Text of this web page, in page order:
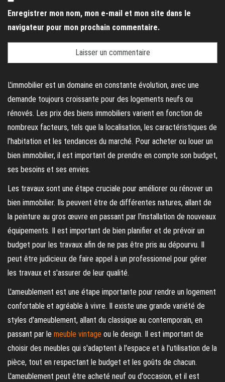
Enregistrer mon nom, mon e-mail et mon site dans le
navigateur pour mon prochain commentaire.
L'immobilier est un domaine en constante évolution, avec une
demande toujours croissante pour des logements neufs ou
rénovés. Les prix des biens immobiliers varient en fonction de
nombreux facteurs, tels que la localisation, les caractéristiques de
l'habitation et les tendances du marché. Pour acheter ou louer un
bien immobilier, il est important de prendre en compte son budget,
ses besoins et ses envies.
Les travaux sont une étape cruciale pour améliorer ou rénover un
bien immobilier. Ils peuvent être de différentes natures, allant de
la peinture au gros œuvre en passant par l'installation de nouveaux
équipements. Il est important de bien planifier et de prévoir un
budget pour les travaux afin de ne pas être pris au dépourvu. Il
peut être judicieux de faire appel à un professionnel pour gérer
les travaux et s'assurer de leur qualité.
L'ameublement est une étape importante pour rendre un logement
confortable et agréable à vivre. Il existe une grande variété de
styles d'ameublement, allant du classique au contemporain, en
passant par le meuble vintage ou le design. Il est important de
choisir des meubles qui s'adaptent à l'espace et à l'utilisation de la
pièce, tout en respectant le budget et les goûts de chacun.
L'ameublement peut être acheté neuf ou d'occasion, et il est